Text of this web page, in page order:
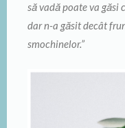
să vadă poate va găsi
dar n-a găsit decât
smochinelor.”